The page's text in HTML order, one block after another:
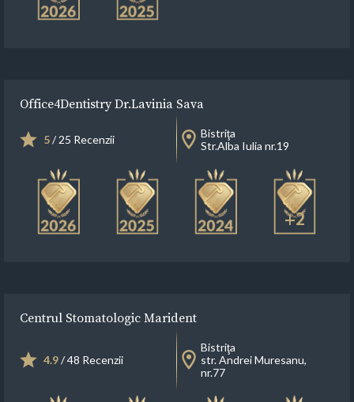
Office4Dentistry Dr.Lavinia Sava
5/ 25 Recenzii
Bistriţa
Str.Alba Iulia nr.19
+2
Centrul Stomatologic Marident
4.9/ 48 Recenzii
Bistriţa
str. Andrei Muresanu,
nr.77